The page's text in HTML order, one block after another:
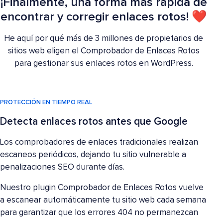
¡Finalmente, una forma más rápida de
encontrar y corregir enlaces rotos! ❤
He aquí por qué más de 3 millones de propietarios de
sitios web eligen el Comprobador de Enlaces Rotos
para gestionar sus enlaces rotos en WordPress.
PROTECCIÓN EN TIEMPO REAL
Detecta enlaces rotos antes que Google
Los comprobadores de enlaces tradicionales realizan
escaneos periódicos, dejando tu sitio vulnerable a
penalizaciones SEO durante días.
Nuestro plugin Comprobador de Enlaces Rotos vuelve
a escanear automáticamente tu sitio web cada semana
para garantizar que los errores 404 no permanezcan